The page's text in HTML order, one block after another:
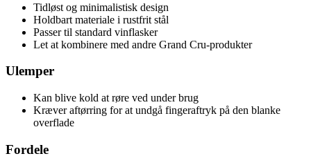
Tidløst og minimalistisk design
Holdbart materiale i rustfrit stål
Passer til standard vinflasker
Let at kombinere med andre Grand Cru-produkter
Ulemper
Kan blive kold at røre ved under brug
Kræver aftørring for at undgå fingeraftryk på den blanke
overflade
Fordele